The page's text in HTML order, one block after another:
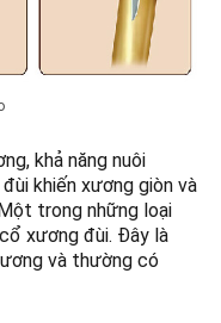
khả năng nuôi
khiến xương giòn và
trong những loại
xương đùi. Đây là
và thường có